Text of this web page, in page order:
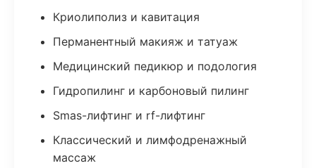
Криолиполиз и кавитация
Перманентный макияж и татуаж
Медицинский педикюр и подология
Гидропилинг и карбоновый пилинг
Smas-лифтинг и rf-лифтинг
Классический и лимфодренажный
массаж